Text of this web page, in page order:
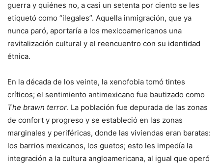
guerra y quiénes no, a casi un setenta por ciento se les
etiquetó como “ilegales”. Aquella inmigración, que ya
nunca paró, aportaría a los mexicoamericanos una
revitalización cultural y el reencuentro con su identidad
étnica.
En la década de los veinte, la xenofobia tomó tintes
críticos; el sentimiento antimexicano fue bautizado como
The brawn terror. La población fue depurada de las zonas
de confort y progreso y se estableció en las zonas
marginales y periféricas, donde las viviendas eran baratas:
los barrios mexicanos, los guetos; esto les impedía la
integración a la cultura angloamericana, al igual que operó